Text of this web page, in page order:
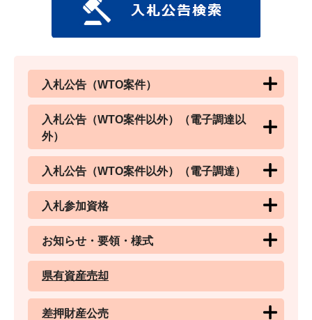
入札公告（WTO案件）
入札公告（WTO案件以外）（電子調達以
外）
入札公告（WTO案件以外）（電子調達）
入札参加資格
お知らせ・要領・様式
県有資産売却
差押財産公売